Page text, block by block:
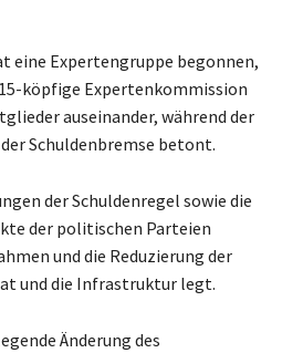
eine Expertengruppe begonnen,
köpfige Expertenkommission
auseinander, während der
Schuldenbremse betont.
der Schuldenregel sowie die
der politischen Parteien
und die Reduzierung der
und die Infrastruktur legt.
Änderung des